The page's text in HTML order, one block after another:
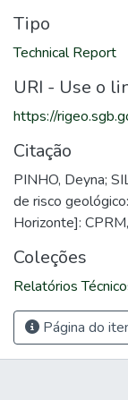
Tipo
Technical Report
URI - Use o
https://
Citação
PINHO, Deyna;
de risco
Horizonte]:
Coleções
Relatórios
Página do